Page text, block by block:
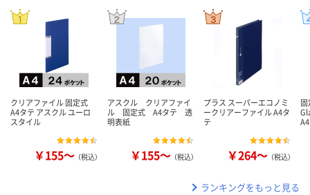
クリアファイル 固定式
A4タテ アスクル ユーロ
スタイル
￥155～ （税込）
アスクル クリアファイ
ル 固定式 A4タテ 透
明表紙
￥155～ （税込）
プラス スーパーエコノミ
ークリアーファイル A4タ
テ
￥264～ （税込）
ランキングをもっと見る